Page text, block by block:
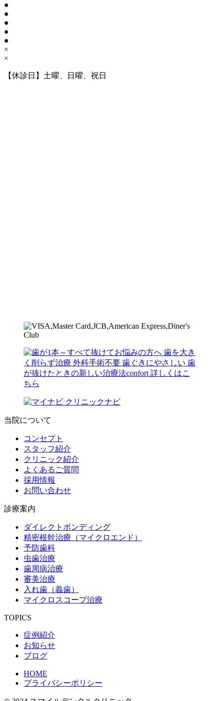
●
●
●
●
●
×
×
【休診日】土曜、日曜、祝日
当院について
コンセプト
スタッフ紹介
クリニック紹介
よくあるご質問
採用情報
お問い合わせ
診療案内
ダイレクトボンディング
精密根幹治療（マイクロエンド）
予防歯科
虫歯治療
歯周病治療
審美治療
入れ歯（義歯）
マイクロスコープ治療
TOPICS
症例紹介
お知らせ
ブログ
HOME
プライバシーポリシー